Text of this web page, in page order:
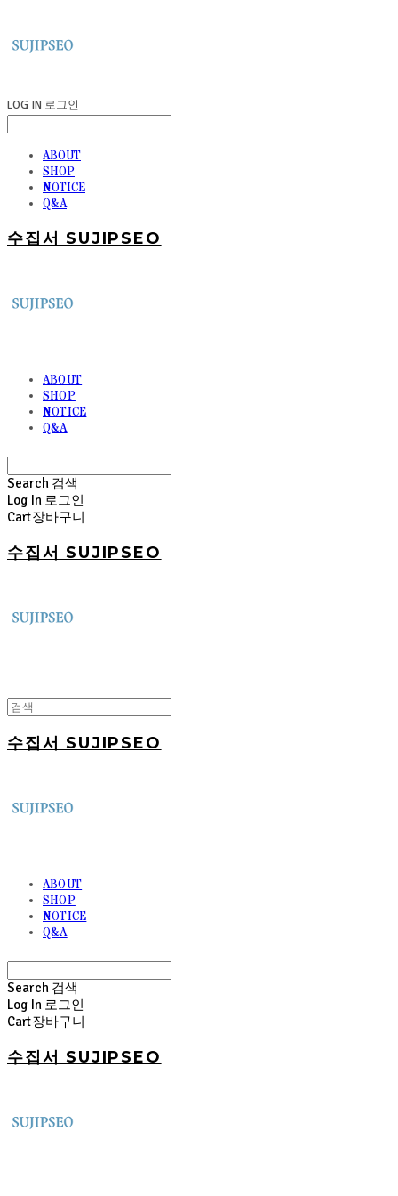
LOG IN 로그인
ABOUT
SHOP
NOTICE
Q&A
수집서 SUJIPSEO
ABOUT
SHOP
NOTICE
Q&A
Search 검색
Log In 로그인
Cart장바구니
수집서 SUJIPSEO
수집서 SUJIPSEO
ABOUT
SHOP
NOTICE
Q&A
Search 검색
Log In 로그인
Cart장바구니
수집서 SUJIPSEO